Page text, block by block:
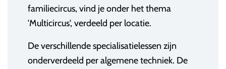
familiecircus, vind je onder het thema
'Multicircus', verdeeld per locatie.
De verschillende specialisatielessen zijn
onderverdeeld per algemene techniek. De